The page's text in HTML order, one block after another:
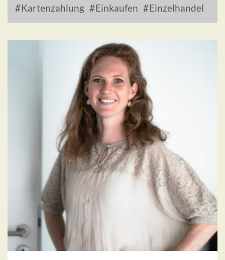
Kartenzahlung
Einkaufen Einzelhandel